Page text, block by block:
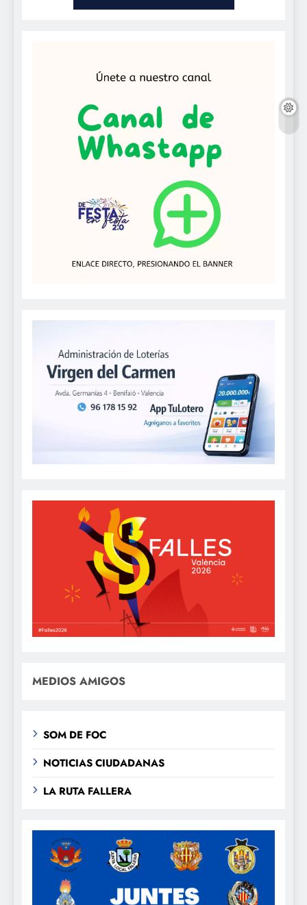
MEDIOS AMIGOS
SOM DE FOC
NOTICIAS CIUDADANAS
LA RUTA FALLERA